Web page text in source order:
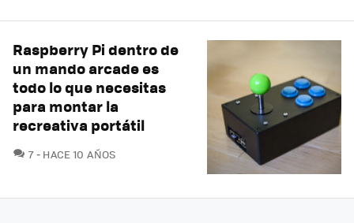
Raspberry Pi dentro de
un mando arcade es
todo lo que necesitas
para montar la
recreativa portátil
7COMENTARIOS
HACE 10 AÑOS